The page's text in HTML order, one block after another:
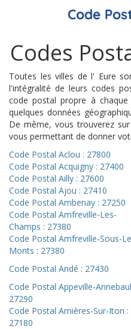
Codes
Toutes les villes de l' Eure
l'intégralité de leurs codes
code postal propre à
quelques données
De même, vous trouverez
vous permettant de donner
Code Postal Aclou : 27800
Code Postal Acquigny : 27400
Code Postal Ailly : 27600
Code Postal Ajou : 27410
Code Postal Ambenay : 27250
Code Postal Amfreville-Les-
Champs : 27380
Code Postal Amfreville-Sous-
Monts : 27380
Code Postal Andé : 27430
Code Postal Appeville-
27290
Code Postal Arnières-Sur-Iton :
27180